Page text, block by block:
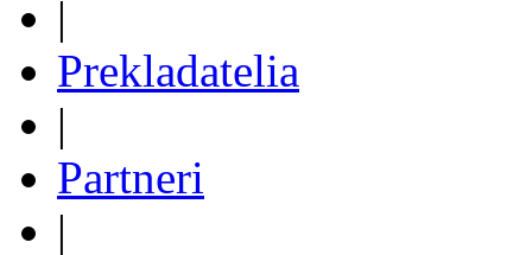
|
Prekladatelia
|
Partneri
|